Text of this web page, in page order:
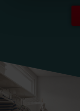
osobních údajů
Zehnder Group
Zehnder Group